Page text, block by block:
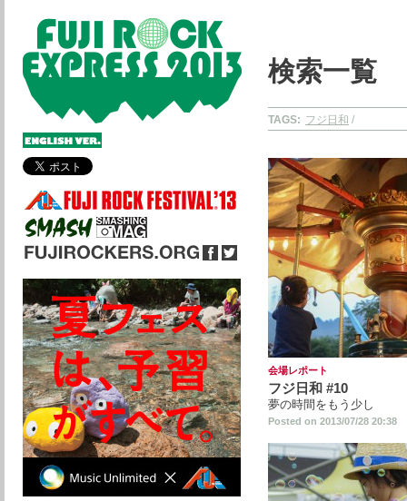
検索一覧
TAGS: フジ日和 /
会場レポート
フジ日和 #10
夢の時間をもう少し
Posted on 2013/07/28 20:38